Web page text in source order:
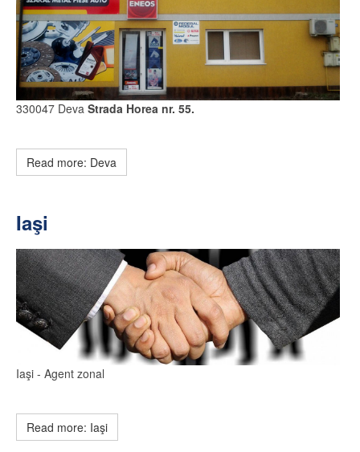
330047 Deva Strada Horea nr. 55.
Read more: Deva
Iaşi
Iaşi - Agent zonal
Read more: Iaşi